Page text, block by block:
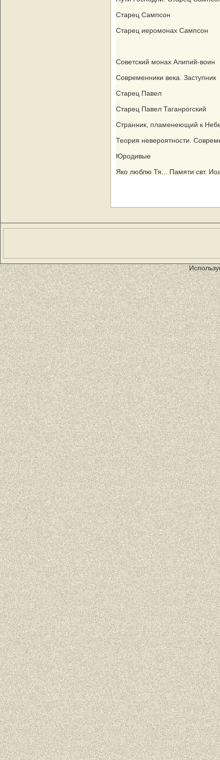
Старец Сампсон
Старец иеромонах Сампсон
Советский монах Алипий-воин
Современники века. Заступник
Старец Павел
Старец Павел Таганрогский
Странник, пламенеющий к
Теория невероятности.
Юродивые
Яко люблю Тя... Памяти свт.